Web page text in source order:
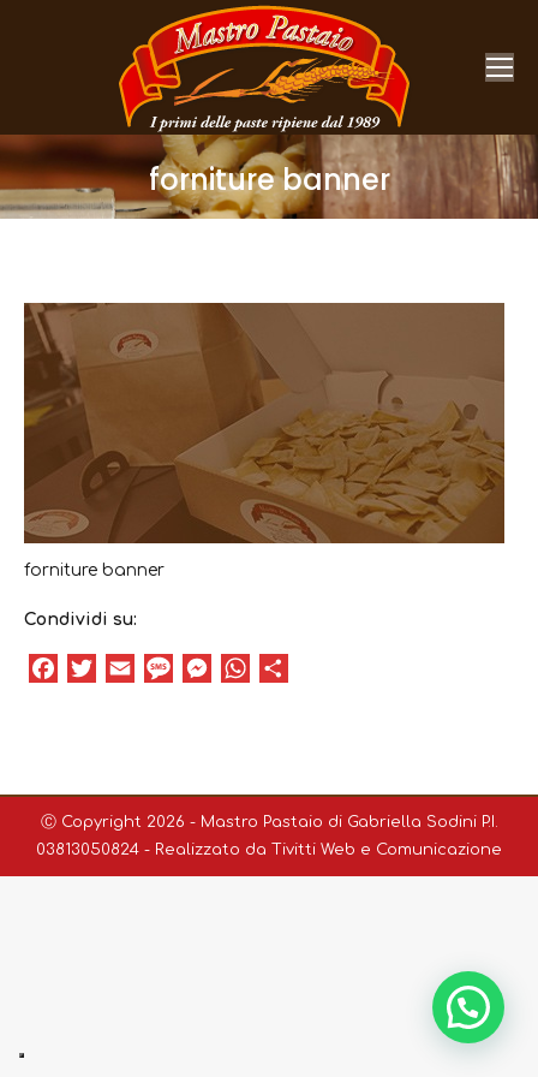
forniture banner
You are here:
forniture banner
Condividi su:
Facebook
TwitterEmailMessageMessenger
WhatsApp
Ⓒ Copyright 2026 - Mastro Pastaio di Gabriella Sodini P.I.
03813050824 - Realizzato da
Tivitti Web e Comunicazione